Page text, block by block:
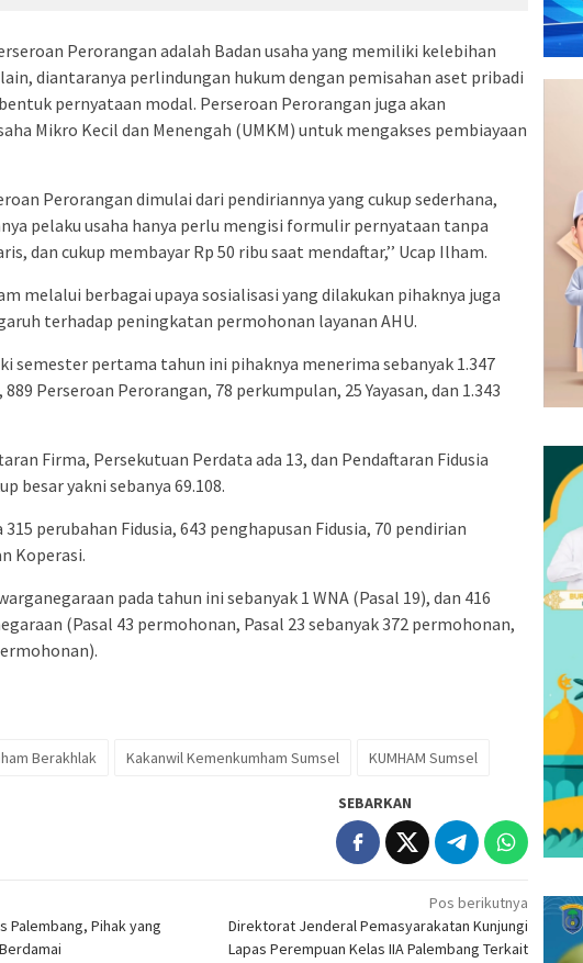
Perorangan adalah Badan usaha yang memiliki kelebihan
diantaranya perlindungan hukum dengan pemisahan aset pribadi
pernyataan modal. Perseroan Perorangan juga akan
Mikro Kecil dan Menengah (UMKM) untuk mengakses pembiayaan
Perorangan dimulai dari pendiriannya yang cukup sederhana,
pelaku usaha hanya perlu mengisi formulir pernyataan tanpa
dan cukup membayar Rp 50 ribu saat mendaftar,’’ Ucap Ilham.
melalui berbagai upaya sosialisasi yang dilakukan pihaknya juga
terhadap peningkatan permohonan layanan AHU.
semester pertama tahun ini pihaknya menerima sebanyak 1.347
Perseroan Perorangan, 78 perkumpulan, 25 Yayasan, dan 1.343
Firma, Persekutuan Perdata ada 13, dan Pendaftaran Fidusia
besar yakni sebanya 69.108.
perubahan Fidusia, 643 penghapusan Fidusia, 70 pendirian
Koperasi.
pada tahun ini sebanyak 1 WNA (Pasal 19), dan 416
(Pasal 43 permohonan, Pasal 23 sebanyak 372 permohonan,
Berakhlak Kakanwil Kemenkumham Sumsel KUMHAM Sumsel
SEBARKAN
Pihak yang
Pos berikutnya
Direktorat Jenderal Pemasyarakatan Kunjungi
Lapas Perempuan Kelas IIA Palembang Terkait